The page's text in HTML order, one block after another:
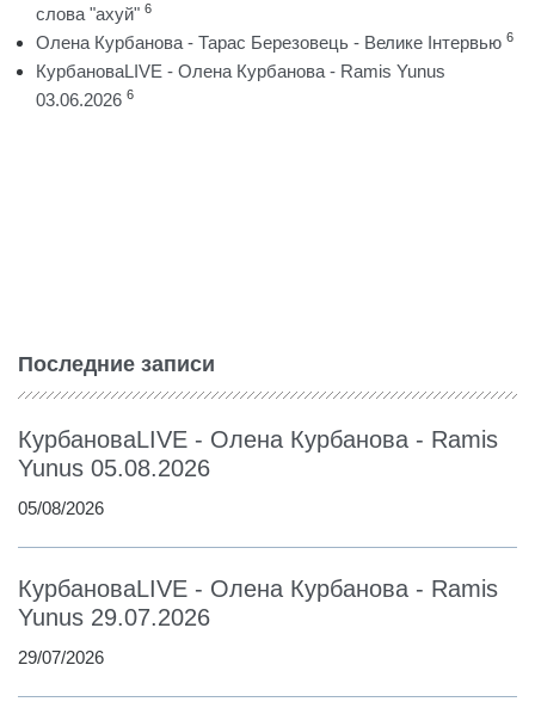
слова "ахуй" 6
Олена Курбанова - Тарас Березовець - Велике Інтервью 6
КурбановаLIVE - Олена Курбанова - Ramis Yunus
03.06.2026 6
Последние записи
КурбановаLIVE - Олена Курбанова - Ramis
Yunus 05.08.2026
05/08/2026
КурбановаLIVE - Олена Курбанова - Ramis
Yunus 29.07.2026
29/07/2026